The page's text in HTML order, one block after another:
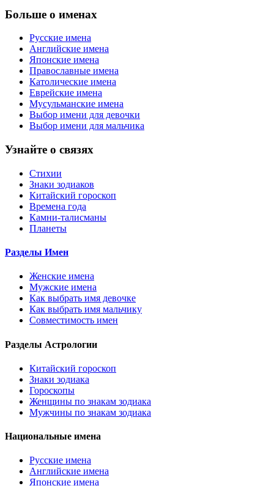
Больше о именах
Русские имена
Английские имена
Японские имена
Православные имена
Католические имена
Еврейские имена
Мусульманские имена
Выбор имени для девочки
Выбор имени для мальчика
Узнайте о связях
Стихии
Знаки зодиаков
Китайский гороскоп
Времена года
Камни-талисманы
Планеты
Разделы Имен
Женские имена
Мужские имена
Как выбрать имя девочке
Как выбрать имя мальчику
Совместимость имен
Разделы Астрологии
Китайский гороскоп
Знаки зодиака
Гороскопы
Женщины по знакам зодиака
Мужчины по знакам зодиака
Национальные имена
Русские имена
Английские имена
Японские имена